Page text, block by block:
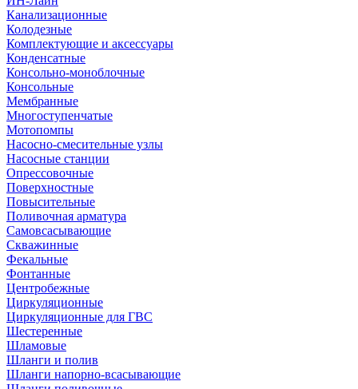
Канализационные
Колодезные
Комплектующие и аксессуары
Конденсатные
Консольно-моноблочные
Консольные
Мембранные
Многоступенчатые
Мотопомпы
Насосно-смесительные узлы
Насосные станции
Опрессовочные
Поверхностные
Повысительные
Поливочная арматура
Самовсасывающие
Скважинные
Фекальные
Фонтанные
Центробежные
Циркуляционные
Циркуляционные для ГВС
Шестеренные
Шламовые
Шланги и полив
Шланги напорно-всасывающие